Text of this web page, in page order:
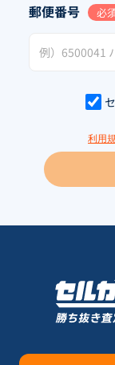
郵便番号 必
利用